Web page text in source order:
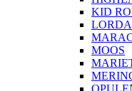
KID
MOOS